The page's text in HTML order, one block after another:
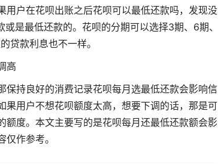
用户在花呗出账之后花呗可以最低还款吗，发现没
是最低还款的。花呗的分期可以选择3期、6期、
贷款利息也不一样。
高
持良好的消费记录花呗每月选最低还款会影响信
用户不想花呗额度太高，想要下调的话，那是可
度。本文主要写的是花呗每月还最低还款额会影
作参考。